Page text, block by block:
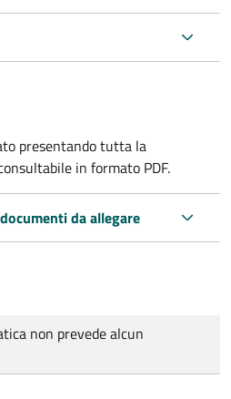
presentando tutta la
in formato PDF.
da allegare
non prevede alcun